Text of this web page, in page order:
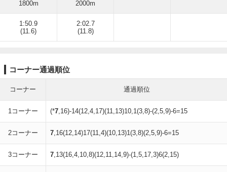
1800m 2000m
1:50.9
(11.6)
2:02.7
(11.8)
コーナー通過順位
コーナー 通過順位
1コーナー (*7,16)-14(12,4,17)(11,13)10,1(3,8)-(2,5,9)-6=15
2コーナー 7,16(12,14)17(11,4)(10,13)1(3,8)(2,5,9)-6=15
3コーナー 7,13(16,4,10,8)(12,11,14,9)-(1,5,17,3)6(2,15)